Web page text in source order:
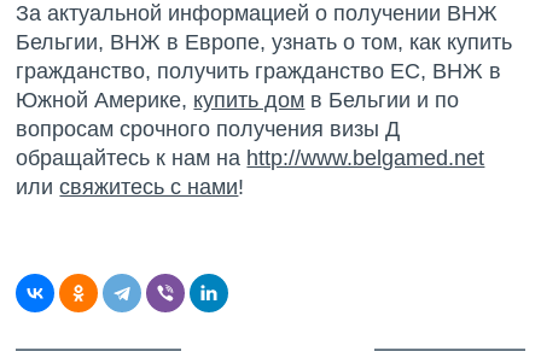
За актуальной информацией о получении ВНЖ
Бельгии, ВНЖ в Европе, узнать о том, как купить
гражданство, получить гражданство ЕС, ВНЖ в
Южной Америке, купить дом в Бельгии и по
вопросам срочного получения визы Д
обращайтесь к нам на http://www.belgamed.net
илисвяжитесь с нами!